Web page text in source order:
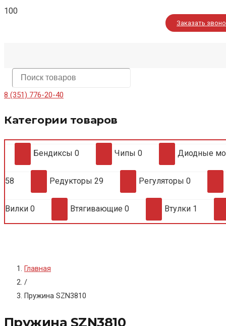
Заказать
8 (351) 776-20-40
Категории товаров
Бендиксы 0 Чипы 0 Диодные
58 Редукторы 29 Регуляторы 0
Вилки 0 Втягивающие 0 Втулки 1
Главная
/
Пружина SZN3810
Пружина SZN3810